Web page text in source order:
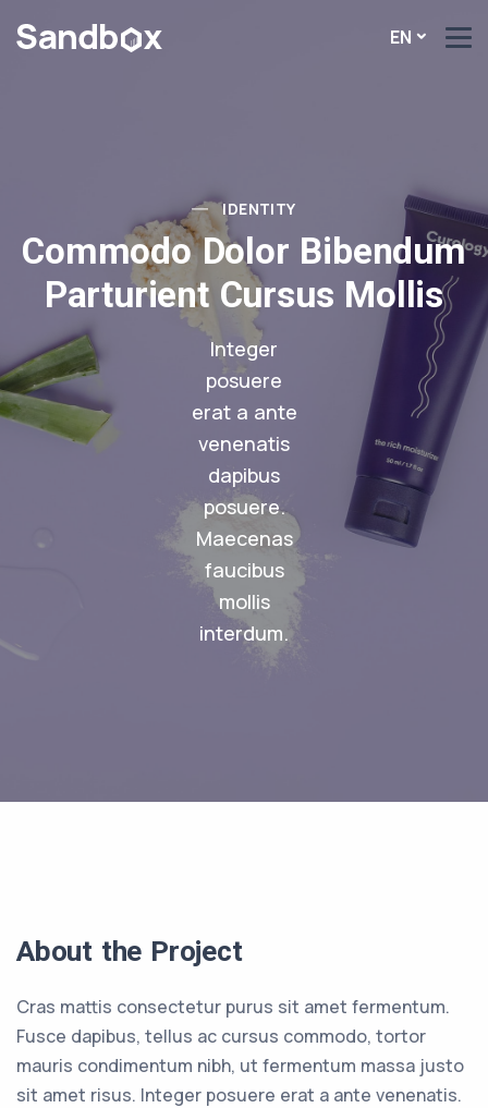
EN
IDENTITY
Commodo Dolor Bibendum
Parturient Cursus Mollis
Integer
posuere
erat a ante
venenatis
dapibus
posuere.
Maecenas
faucibus
mollis
interdum.
About the Project
Cras mattis consectetur purus sit amet fermentum.
Fusce dapibus, tellus ac cursus commodo, tortor
mauris condimentum nibh, ut fermentum massa justo
sit amet risus. Integer posuere erat a ante venenatis.